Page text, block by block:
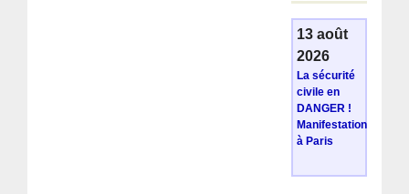
13 août
2026
La sécurité
civile en
DANGER !
Manifestation
à Paris